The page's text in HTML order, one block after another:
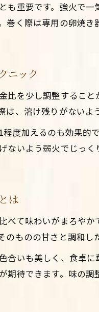
白だしで簡単ふ
人気の甘いだし
出汁巻き卵をふんわ
ふわふわ出汁巻
白だしで作る卵
甘いだし巻き卵
プロも実践する
も重要です。強火で
巻く際は専用の卵焼
ニック
比を少し調整するこ
、溶け残りがないよ
度加えるのも効果的
ないよう弱火でじっ
は
べて味わいがまろや
ものの甘さと調和し
合いも美しく、食卓
待できます。味の
Instagramで
Instagramで